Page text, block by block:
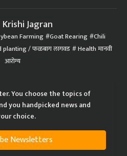
Jagran
Farming Goat Rearing Chili
planting / फळबाग लागवड Health मानवी
आरोग्य
You choose the topics of
you handpicked news and
choice.
Newsletters